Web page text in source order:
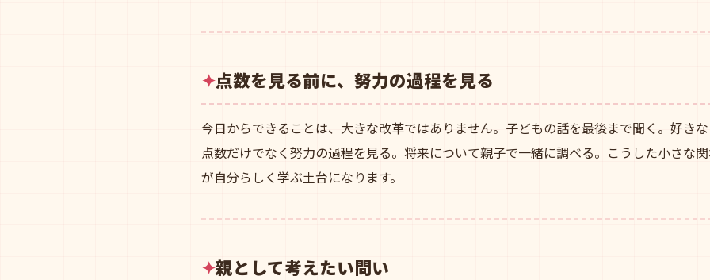
点数を見る前に、努力の過程を見る
今日からできることは、大きな改革ではありません。子どもの話を最後まで聞く。好き
点数だけでなく努力の過程を見る。将来について親子で一緒に調べる。こうした小さな
が自分らしく学ぶ土台になります。
親として考えたい問い